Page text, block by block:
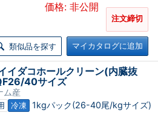
価格: 非公開
注文締切
類似品を探す マイカタログに追加
イダコホールクリーン(内臓抜
40サイズ
ム産
冷凍 1kgパック(26-40尾/kgサイズ)